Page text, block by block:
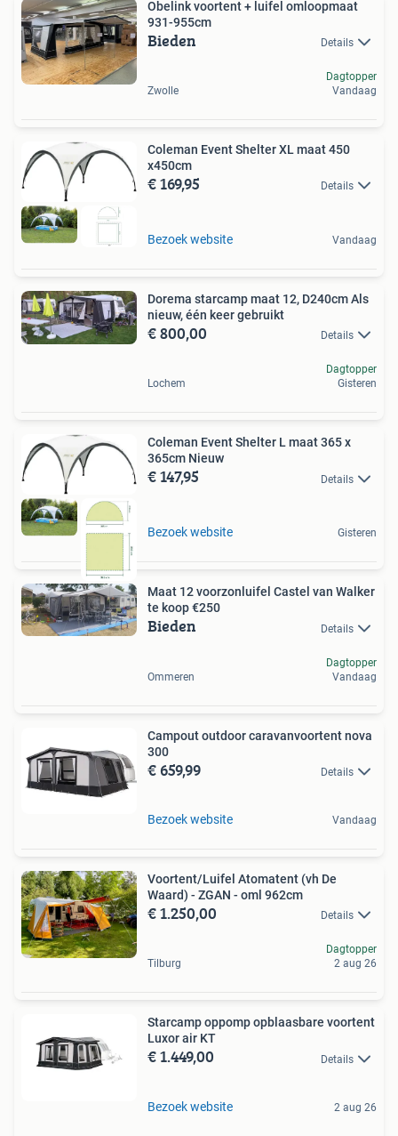
Obelink voortent + luifel omloopmaat
931-955cm
Bieden Details
Zwolle
Dagtopper
Vandaag
Coleman Event Shelter XL maat 450
x450cm
€ 169,95 Details
Bezoek website Vandaag
Dorema starcamp maat 12, D240cm Als
nieuw, één keer gebruikt
€ 800,00 Details
Lochem
Dagtopper
Gisteren
Coleman Event Shelter L maat 365 x
365cm Nieuw
€ 147,95 Details
Bezoek website Gisteren
Maat 12 voorzonluifel Castel van Walker
te koop €250
Bieden Details
Ommeren
Dagtopper
Vandaag
Campout outdoor caravanvoortent nova
300
€ 659,99 Details
Bezoek website Vandaag
Voortent/Luifel Atomatent (vh De
Waard) - ZGAN - oml 962cm
€ 1.250,00 Details
Tilburg
Dagtopper
2 aug 26
Starcamp oppomp opblaasbare voortent
Luxor air KT
€ 1.449,00 Details
Bezoek website 2 aug 26